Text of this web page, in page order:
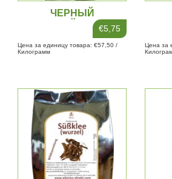
ЧЕРНЫЙ
СТАРЕЙШИНА€5,75
Цена за единицу товара: €57,50 /
Килограмм
Цена за